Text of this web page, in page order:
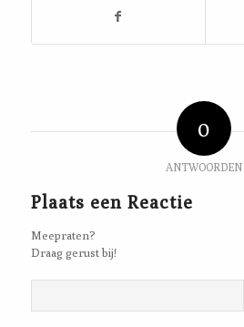
0
ANTWOORDEN
Plaats een Reactie
Meepraten?
Draag gerust bij!